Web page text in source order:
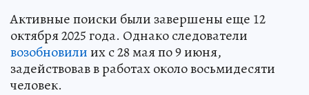
Активные поиски были завершены еще 12
октября 2025 года. Однако следователи
возобновилиих с 28 мая по 9 июня,
задействовав в работах около восьмидесяти
человек.